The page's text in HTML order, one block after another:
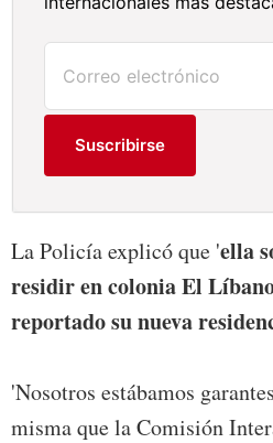
Suscribirse
La Policía explicó que 'ella
residir en colonia El
reportado su nueva
'Nosotros estábamos
misma que la Comisión